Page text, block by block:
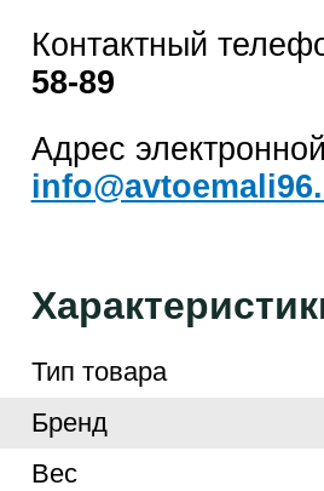
Контактный
58-89
Адрес
Тип товара
Бренд
Вес